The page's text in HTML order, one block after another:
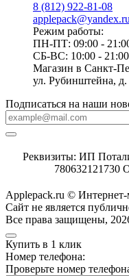
8 (812) 922-81-08
Режим работы:
ПН-ПТ: 09:00 -
СБ-ВС: 10:00 - 21:00
Магазин в Санкт-
ул. Рубинштейна, д.
Подписаться на наши
Реквизиты: ИП
780632121730
Applepack.ru © Интернет-
Cайт не является
Все права защищены,
Купить в 1 клик
Номер телефона:
Проверьте номер